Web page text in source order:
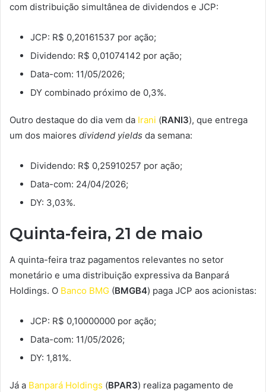
com distribuição simultânea de dividendos e JCP:
JCP: R$ 0,20161537 por ação;
Dividendo: R$ 0,01074142 por ação;
Data-com: 11/05/2026;
DY combinado próximo de 0,3%.
Outro destaque do dia vem da Irani (RANI3), que entrega
um dos maiores dividend yields da semana:
Dividendo: R$ 0,25910257 por ação;
Data-com: 24/04/2026;
DY: 3,03%.
Quinta-feira, 21 de maio
A quinta-feira traz pagamentos relevantes no setor
monetário e uma distribuição expressiva da Banpará
Holdings. O Banco BMG (BMGB4) paga JCP aos acionistas:
JCP: R$ 0,10000000 por ação;
Data-com: 11/05/2026;
DY: 1,81%.
Já a Banpará Holdings (BPAR3) realiza pagamento de